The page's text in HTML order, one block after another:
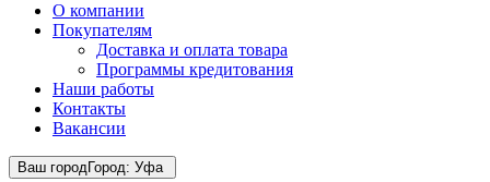
О компании
Покупателям
Доставка и оплата товара
Программы кредитования
Наши работы
Контакты
Вакансии
Ваш городГород: Уфа